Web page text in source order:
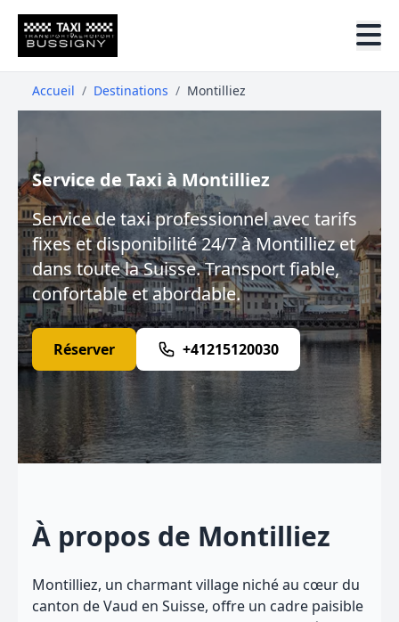
Accueil / Destinations / Montilliez
Service de Taxi à Montilliez
Service de taxi professionnel avec tarifs
fixes et disponibilité 24/7 à Montilliez et
dans toute la Suisse. Transport fiable,
confortable et abordable.
Réserver +41215120030
À propos de Montilliez
Montilliez, un charmant village niché au cœur du
canton de Vaud en Suisse, offre un cadre paisible